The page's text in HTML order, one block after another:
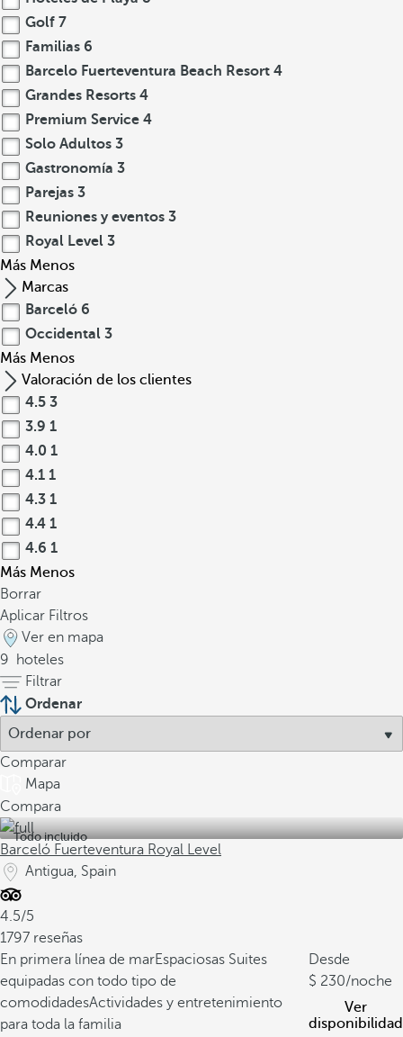
Golf 7
Familias 6
Barcelo Fuerteventura Beach Resort 4
Grandes Resorts 4
Premium Service 4
Solo Adultos 3
Gastronomía 3
Parejas 3
Reuniones y eventos 3
Royal Level 3
Más Menos
Marcas
Barceló 6
Occidental 3
Más Menos
Valoración de los clientes
4.5 3
3.9 1
4.0 1
4.1 1
4.3 1
4.4 1
4.6 1
Más Menos
Borrar
Aplicar Filtros
Ver en mapa
9
hoteles
Filtrar
Ordenar
Comparar
Mapa
Compara
Todo incluido
Barceló Fuerteventura Royal Level
Antigua, Spain
4.5/5
1797 reseñas
En primera línea de marEspaciosas Suites
equipadas con todo tipo de
comodidadesActividades y entretenimiento
para toda la familia
Desde
230/noche
Ver
disponibilidad